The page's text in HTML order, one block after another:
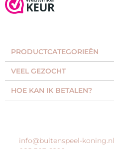
PRODUCTCATEGORIEËN​
VEEL GEZOCHT​
HOE KAN IK BETALEN?
info@buitenspeel-koning.nl